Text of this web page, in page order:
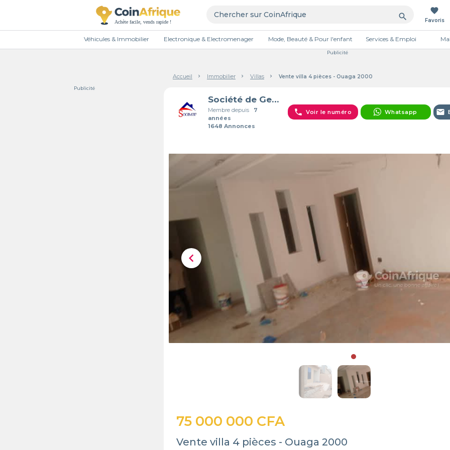
search
favorite
Favoris
Véhicules & Immobilier Electronique & Electromenager Mode, Beauté & Pour l'enfant Services & Emploi
Publicité
Accueil Immobilier Villas Vente villa 4 pièces - Ouaga 2000
Publicité
Société de Gestion Immobilière
Membre depuis7
années
1648 Annonces
phone Voir le numéro Whatsapp email
chevron_left
75 000 000 CFA
Vente villa 4 pièces - Ouaga 2000